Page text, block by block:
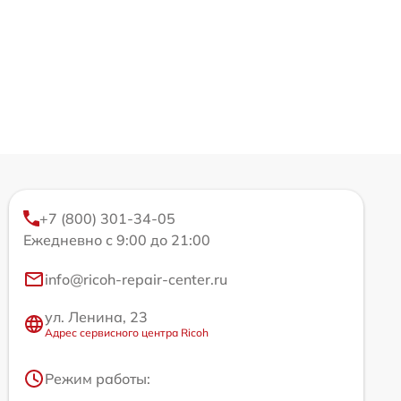
+7 (800) 301-34-05
Ежедневно с 9:00 до 21:00
info@ricoh-repair-center.ru
ул. Ленина, 23
Адрес сервисного центра Ricoh
Режим работы: